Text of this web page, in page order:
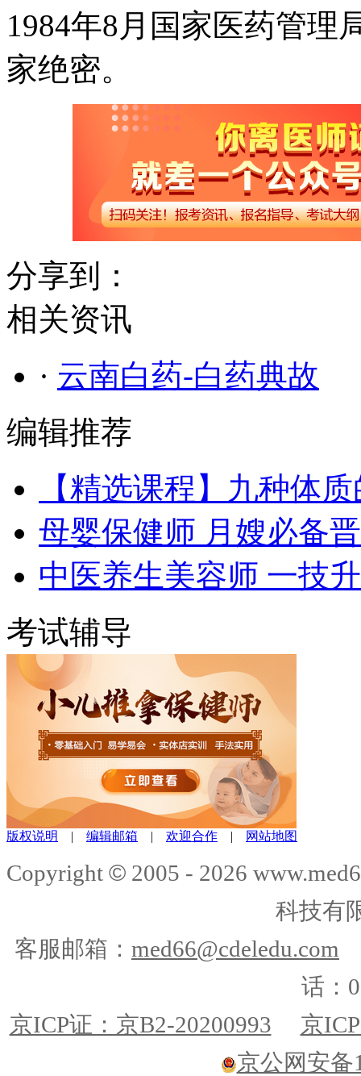
1984年8月国家医药管理
家绝密。
分享到：
相关资讯
· 云南白药-白药典故
编辑推荐
【精选课程】九种体
母婴保健师 月嫂必备
中医养生美容师 一技
考试辅导
版权说明 | 编辑邮箱 | 欢迎合作 | 网站地图
Copyright © 2005 - 2026
科技有
客服邮箱： med66@cdeledu.com
话：
京ICP证：京B2-20200993
京
京公网安备